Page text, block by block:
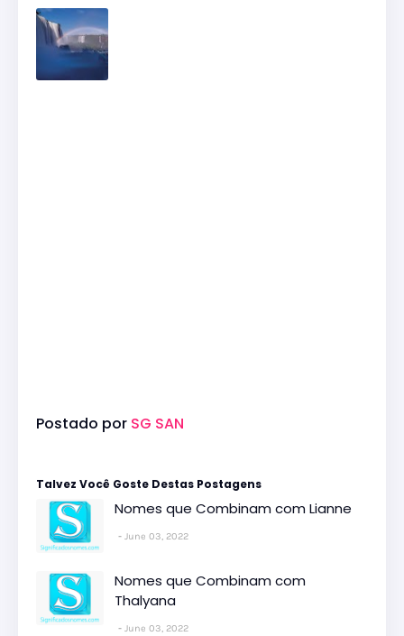
Postado por SG SAN
Talvez Você Goste Destas Postagens
Nomes que Combinam com Lianne
June 03, 2022
Nomes que Combinam com
Thalyana
June 03, 2022